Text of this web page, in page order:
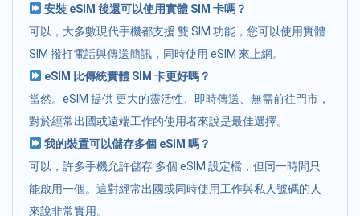
安裝 eSIM 後還可以使用實體 SIM 卡嗎？
可以，大多數現代手機都支援 雙 SIM 功能，您可以使用實體
SIM 撥打電話與傳送簡訊，同時使用 eSIM 來上網。
eSIM 比傳統實體 SIM 卡更好嗎？
當然。eSIM 提供 更大的靈活性、即時傳送、無需前往門市，
對於經常出國或遠端工作的使用者來說是最佳選擇。
我的裝置可以儲存多個 eSIM 嗎？
可以，許多手機允許儲存 多個 eSIM 設定檔，但同一時間只
能啟用一個。這對經常出國或同時使用工作與私人號碼的人
來說非常實用。